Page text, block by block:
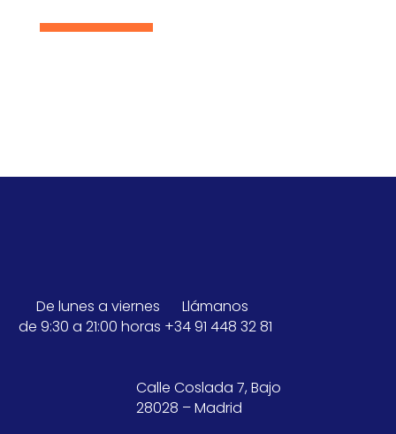
De lunes a viernes
de 9:30 a 21:00 horas
Llámanos
+34 91 448 32 81
Calle Coslada 7, Bajo
28028 – Madrid